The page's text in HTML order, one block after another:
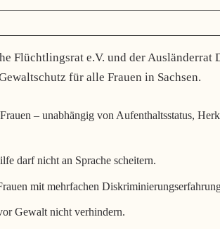
Flüchtlingsrat e.V. und der Ausländerrat
für alle Frauen in Sachsen.
– unabhängig von Aufenthaltsstatus,
darf nicht an Sprache scheitern.
mit mehrfachen
Gewalt nicht verhindern.